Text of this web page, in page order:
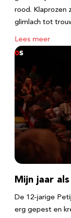
rood. Klaprozen
glimlach tot
Lees meer
Mijn jaar
De 12-jarige
erg gepest en